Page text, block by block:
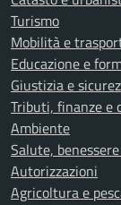
Turismo
Mobilità e
Educazione e
Giustizia e
Tributi, finanze e
Ambiente
Salute,
Autorizzazioni
Agricoltura e